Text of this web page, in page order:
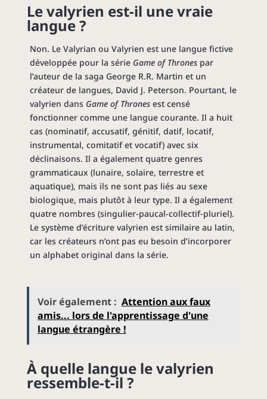
Le valyrien est-il une vraie
langue ?
Non. Le Valyrian ou Valyrien est une langue fictive
développée pour la série Game of Thronespar
l’auteur de la saga George R.R. Martin et un
créateur de langues, David J. Peterson. Pourtant, le
valyrien dans Game of Thronesest censé
fonctionner comme une langue courante. Il a huit
cas (nominatif, accusatif, génitif, datif, locatif,
instrumental, comitatif et vocatif) avec six
déclinaisons. Il a également quatre genres
grammaticaux (lunaire, solaire, terrestre et
aquatique), mais ils ne sont pas liés au sexe
biologique, mais plutôt à leur type. Il a également
quatre nombres (singulier-paucal-collectif-pluriel).
Le système d’écriture valyrien est similaire au latin,
car les créateurs n’ont pas eu besoin d’incorporer
un alphabet original dans la série.
Voir également : Attention aux faux
amis... lors de l'apprentissage d'une
langue étrangère !
À quelle langue le valyrien
ressemble-t-il ?